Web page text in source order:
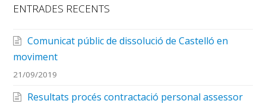
ENTRADES RECENTS
Comunicat públic de dissolució de Castelló en
moviment
21/09/2019
Resultats procés contractació personal assessor